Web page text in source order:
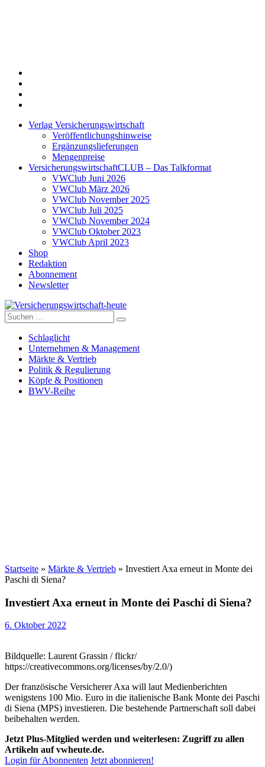
Verlag Versicherungswirtschaft
Veröffentlichungshinweise
Ergänzungslieferungen
Mengenpreise
VersicherungswirtschaftCLUB – Das Talkformat
VWClub Juni 2026
VWClub März 2026
VWClub November 2025
VWClub Juli 2025
VWClub November 2024
VWClub Oktober 2023
VWClub April 2023
Shop
Redaktion
Abonnement
Newsletter
Versicherungswirtschaft-heute
Suche
nach:
Schlaglicht
Unternehmen & Management
Märkte & Vertrieb
Politik & Regulierung
Köpfe & Positionen
BWV-Reihe
Startseite » Märkte & Vertrieb » Investiert Axa erneut in Monte dei
Paschi di Siena?
Investiert Axa erneut in Monte dei Paschi di Siena?
6. Oktober 2022
Bildquelle: Laurent Grassin / flickr/
https://creativecommons.org/licenses/by/2.0/)
Der französische Versicherer Axa will laut Medienberichten
wenigstens 100 Mio. Euro in die italienische Bank Monte dei Paschi
di Siena (MPS) investieren. Die bestehende Partnerschaft soll dabei
beibehalten werden.
Jetzt Plus-Mitglied werden und weiterlesen: Zugriff zu allen
Artikeln auf vwheute.de.
Login für Abonnenten Jetzt abonnieren!